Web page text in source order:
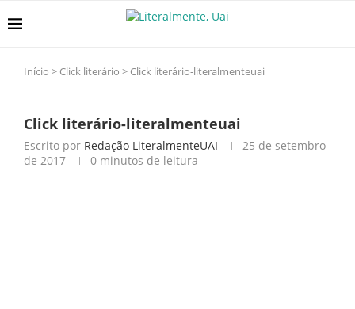
Início > Click literário > Click literário-literalmenteuai
Click literário-literalmenteuai
Escrito por Redação LiteralmenteUAI
25 de setembro
de 2017
0 minutos de leitura